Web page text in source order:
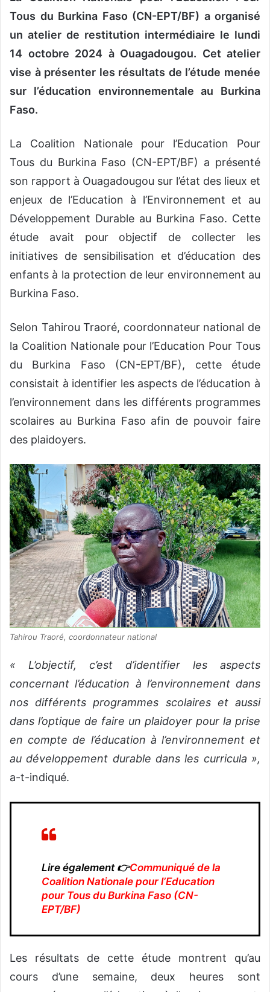
e
Tous du Burkina Faso (CN-EPT/BF) a organisé
un atelier de restitution intermédiaire le lundi
14 octobre 2024 à Ouagadougou. Cet atelier
vise à présenter les résultats de l’étude menée
sur l’éducation environnementale au Burkina
Faso.
La Coalition Nationale pour l’Education Pour
Tous du Burkina Faso (CN-EPT/BF) a présenté
son rapport à Ouagadougou sur l’état des lieux et
enjeux de l’Education à l’Environnement et au
Développement Durable au Burkina Faso. Cette
étude avait pour objectif de collecter les
initiatives de sensibilisation et d’éducation des
enfants à la protection de leur environnement au
Burkina Faso.
Selon Tahirou Traoré, coordonnateur national de
la Coalition Nationale pour l’Education Pour Tous
du Burkina Faso (CN-EPT/BF), cette étude
consistait à identifier les aspects de l’éducation à
l’environnement dans les différents programmes
scolaires au Burkina Faso afin de pouvoir faire
des plaidoyers.
Tahirou Traoré, coordonnateur national
« L’objectif, c’est d’identifier les aspects
concernant l’éducation à l’environnement dans
nos différents programmes scolaires et aussi
dans l’optique de faire un plaidoyer pour la prise
en compte de l’éducation à l’environnement et
au développement durable dans les curricula »,
a-t-indiqué.
Lire également 👉Communiqué de la
Coalition Nationale pour l’Education
pour Tous du Burkina Faso (CN-
EPT/BF)
Les résultats de cette étude montrent qu’au
cours d’une semaine, deux heures sont